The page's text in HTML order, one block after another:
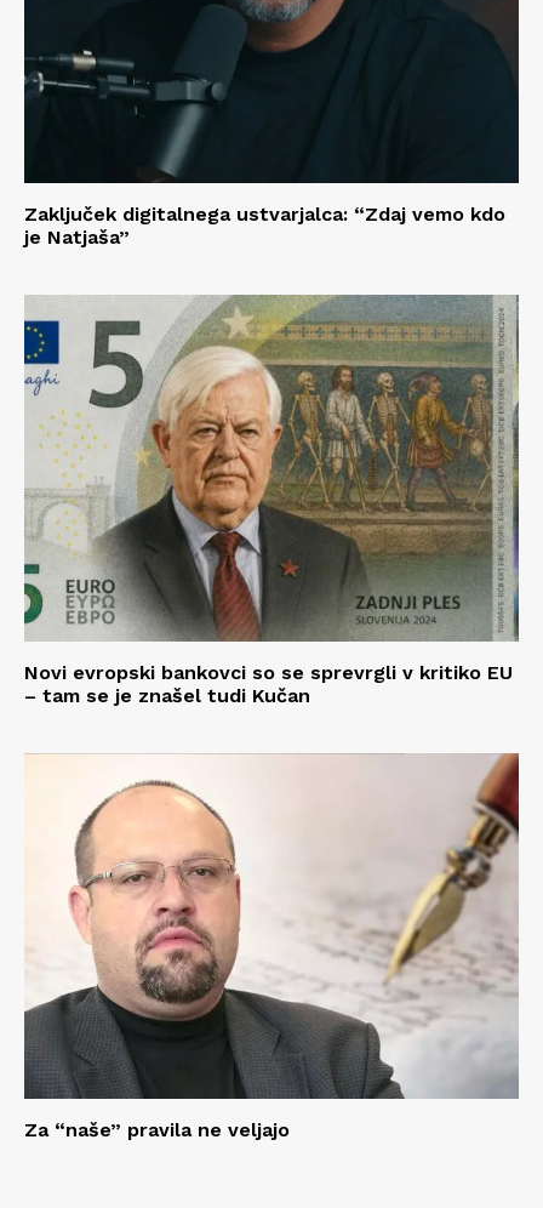
Zaključek digitalnega ustvarjalca: “Zdaj vemo kdo
je Natjaša”
Novi evropski bankovci so se sprevrgli v kritiko EU
– tam se je znašel tudi Kučan
Za “naše” pravila ne veljajo